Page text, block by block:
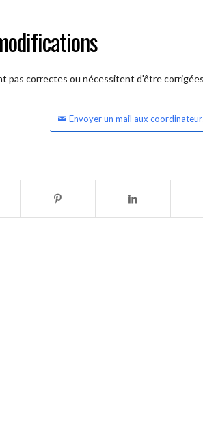
pas correctes ou nécessitent d'être
Envoyer un mail aux